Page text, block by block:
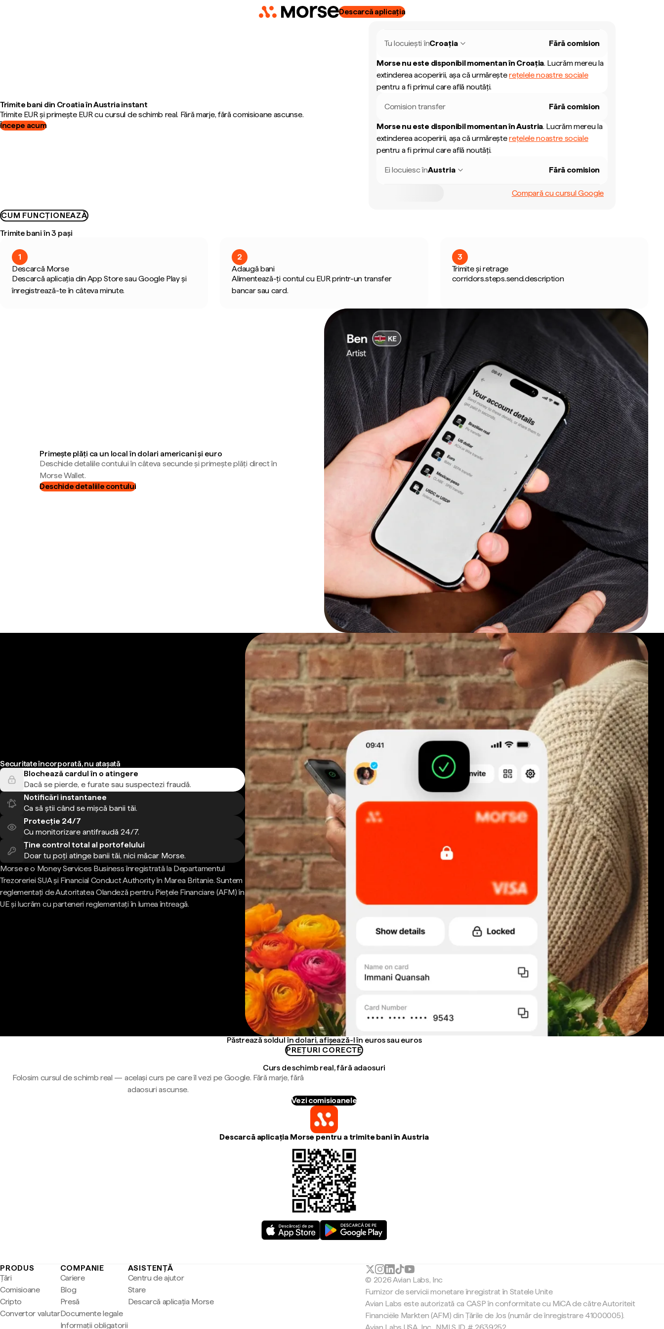
Descarcă aplicația
Trimite bani din Croatia în Austria instant
Trimite EUR și primește EUR cu cursul de schimb real. Fără marje, fără comisioane ascunse.
Începe acum
Tu locuiești înCroația Fără comision
Morse nu este disponibil momentan în Croația. Lucrăm mereu la
extinderea acoperirii, așa că urmăreșterețelele noastre sociale
pentru a fi primul care află noutăți.
Comision transfer Fără comision
Morse nu este disponibil momentan înAustria. Lucrăm mereu la
extinderea acoperirii, așa că urmăreșterețelele noastre sociale
pentru a fi primul care află noutăți.
Ei locuiesc înAustria Fără comision
Compară cu cursul Google
CUM FUNCȚIONEAZĂ
Trimite bani în 3 pași
1
Descarcă Morse
Descarcă aplicația din App Store sau Google Play și
înregistrează-te în câteva minute.
2
Adaugă bani
Alimentează-ți contul cu EUR printr-un transfer
bancar sau card.
3
Trimite și retrage
corridors.steps.send.description
Primește plăți ca un local în dolari americani și euro
Deschide detaliile contului în câteva secunde și primește plăți direct în
Morse Wallet.
Deschide detaliile contului
Securitate încorporată, nu atașată
Blochează cardul în o atingere
Dacă se pierde, e furate sau suspectezi fraudă.
Notificări instantanee
Ca să știi când se mișcă banii tăi.
Protecție 24/7
Cu monitorizare antifraudă 24/7.
Ține control total al portofelului
Doar tu poți atinge banii tăi, nici măcar Morse.
Morse e o Money Services Business înregistrată la Departamentul
Trezoreriei SUA și Financial Conduct Authority în Marea Britanie. Suntem
reglementați de Autoritatea Olandeză pentru Piețele Financiare (AFM) în
UE și lucrăm cu parteneri reglementați în lumea întreagă.
Păstrează soldul în dolari, afișează-l în euros sau euros
PREȚURI CORECTE
Curs de schimb real, fără adaosuri
Folosim cursul de schimb real — același curs pe care îl vezi pe Google. Fără marje, fără
adaosuri ascunse.
Vezi comisioanele
Descarcă aplicația Morse pentru a trimite bani în Austria
PRODUS
Țări
Comisioane
Cripto
Convertor valutar
COMPANIE
Cariere
Blog
Presă
Documente legale
Informații obligatorii
ASISTENȚĂ
Centru de ajutor
Stare
Descarcă aplicația Morse
© 2026 Avian Labs, Inc
Furnizor de servicii monetare înregistrat în Statele Unite
Avian Labs este autorizată ca CASP în conformitate cu MiCA de către Autoriteit
Financiële Markten (AFM) din Țările de Jos (număr de înregistrare 41000005).